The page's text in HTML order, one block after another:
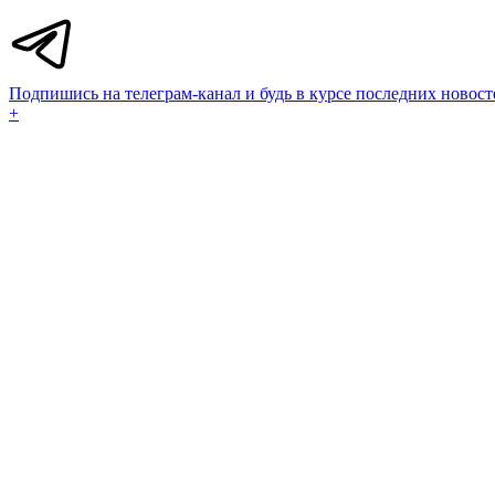
Подпишись на телеграм-канал и будь в курсе последних
+